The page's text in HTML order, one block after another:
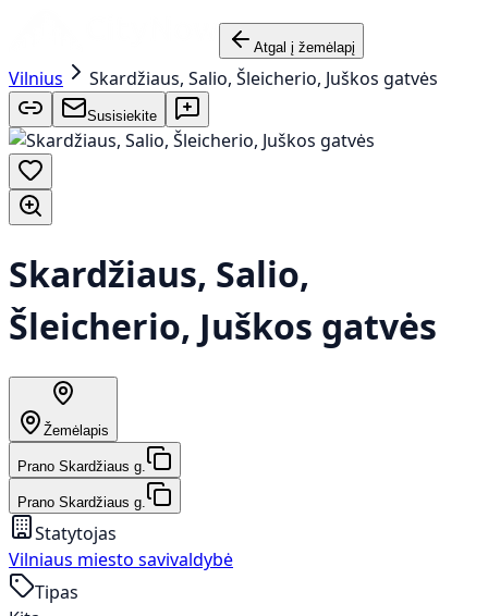
Atgal į žemėlapį
Vilnius Skardžiaus, Salio, Šleicherio, Juškos gatvės
Susisiekite
Skardžiaus, Salio,
Šleicherio, Juškos gatvės
Žemėlapis
Prano Skardžiaus g.
Prano Skardžiaus g.
Statytojas
Vilniaus miesto savivaldybė
Tipas